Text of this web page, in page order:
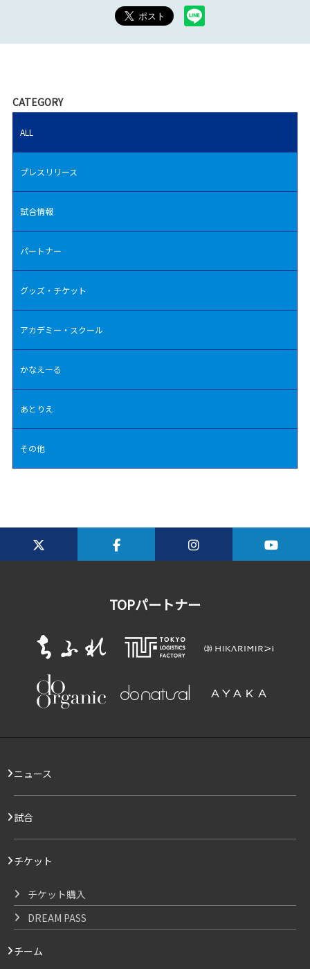
CATEGORY
ALL
プレスリリース
試合情報
パートナー
グッズ・チケット
アカデミー・スクール
かなえーる
あとりえ
その他
TOPパートナー
ニュース
試合
チケット
チケット購入
DREAM PASS
チーム